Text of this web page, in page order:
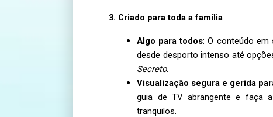
3. Criado para toda a família
Algo para todos: O conteúdo em
desde desporto intenso até
Secreto.
Visualização segura e gerida
guia de TV abrangente e faça
tranquilos.